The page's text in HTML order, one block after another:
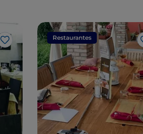
Me gusta
Restaurantes